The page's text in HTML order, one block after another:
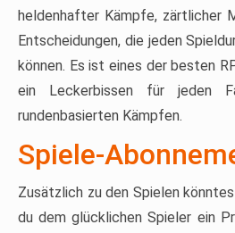
heldenhafter Kämpfe, zärtlicher
Entscheidungen, die jeden
können. Es ist eines der besten
ein Leckerbissen für jeden
rundenbasierten Kämpfen.
Spiele-
Zusätzlich zu den Spielen
du dem glücklichen Spieler ein